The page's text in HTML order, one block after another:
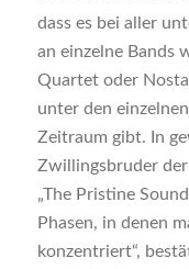
dass es bei aller
an einzelne Bands
Quartet oder
unter den
Zeitraum gibt. In
Zwillingsbruder
„The Pristine
Phasen, in denen
konzentriert“,